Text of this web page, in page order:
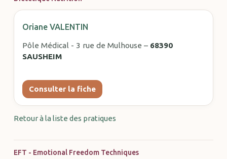
Oriane VALENTIN
Pôle Médical - 3 rue de Mulhouse – 68390
SAUSHEIM
Consulter la fiche
Retour à la liste des pratiques
EFT - Emotional Freedom Techniques